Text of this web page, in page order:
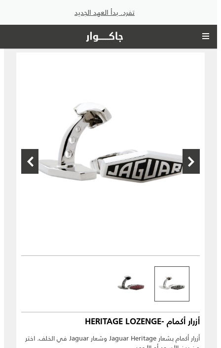
تفرد. بدأ العهد الجديد
أزرار أكمام -HERITAGE LOZENGE
أزرار أكمام بشعار Jaguar Heritage وشعار Jaguar في الخلف. اختر